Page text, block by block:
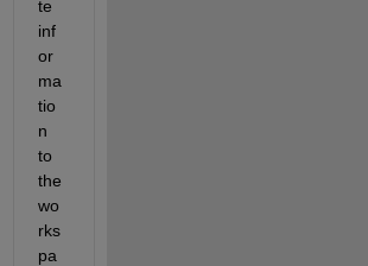
te
inf
or
ma
tio
n
to
the
wo
rks
pa